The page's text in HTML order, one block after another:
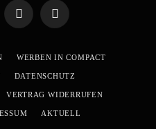
X
YouTube
WERBEN IN COMPACT
DATENSCHUTZ
VERTRAG WIDERRUFEN
AKTUELL